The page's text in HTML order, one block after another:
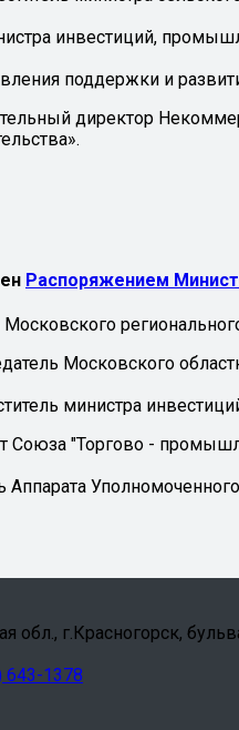
инвестиций,
поддержки и
директор
Распоряжением
Московского
министра
Союза "Торгово -
г.Красногорск,
643-1378